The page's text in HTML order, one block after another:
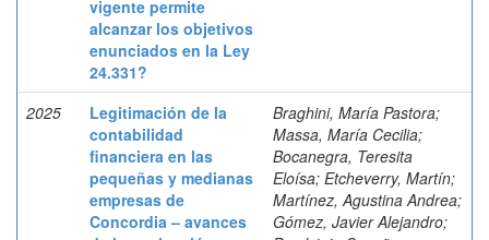
vigente permite
alcanzar los objetivos
enunciados en la Ley
24.331?
2025
Legitimación de la
contabilidad
financiera en las
pequeñas y medianas
empresas de
Concordia – avances
Braghini, María Pastora;
Massa, María Cecilia;
Bocanegra, Teresita
Eloísa; Etcheverry, Martín;
Martínez, Agustina Andrea;
Gómez, Javier Alejandro;